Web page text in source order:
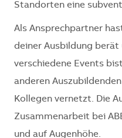
Standorten eine
Als Ansprechpartner
deiner Ausbildung
verschiedene Events
anderen
Kollegen vernetzt. Die
Zusammenarbeit bei
und auf Augenhöhe.